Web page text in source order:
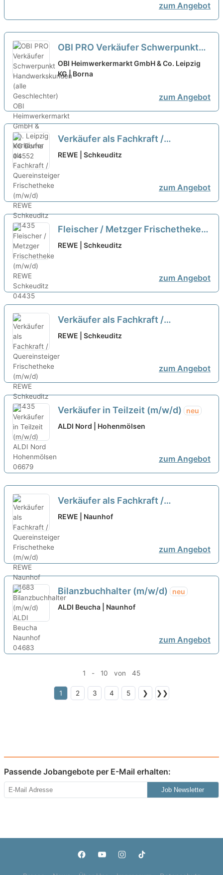
zum Angebot
OBI PRO Verkäufer Schwerpunkt
Handwerkskunden (alle
Geschlechter)
OBI Heimwerkermarkt GmbH & Co. Leipzig
KG | Borna
zum Angebot
Verkäufer als Fachkraft /
Quereinsteiger Frischetheke
REWE | Schkeuditz
zum Angebot
Fleischer / Metzger Frischetheke
(m/w/d) neu
REWE | Schkeuditz
zum Angebot
Verkäufer als Fachkraft /
Quereinsteiger Frischetheke
REWE | Schkeuditz
zum Angebot
Verkäufer in Teilzeit (m/w/d)
neu
ALDI Nord | Hohenmölsen
zum Angebot
Verkäufer als Fachkraft /
Quereinsteiger Frischetheke
REWE | Naunhof
zum Angebot
Bilanzbuchhalter (m/w/d)
neu
ALDI Beucha | Naunhof
zum Angebot
1 - 10 von 45
1 2 3 4 5 ❯ ❯❯
Passende Jobangebote per E-Mail erhalten:
Job Newsletter